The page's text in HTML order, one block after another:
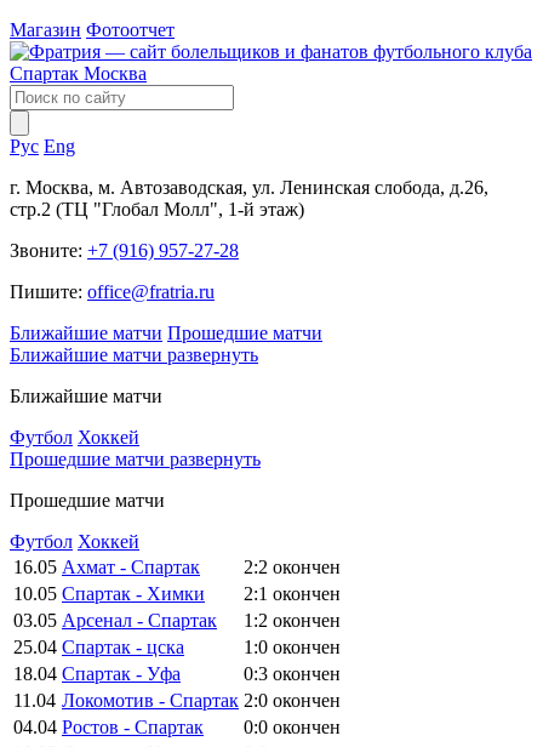
Магазин Фотоотчет
Рус Eng
г. Москва, м. Автозаводская, ул. Ленинская слобода, д.26,
стр.2 (ТЦ "Глобал Молл", 1-й этаж)
Звоните: +7 (916) 957-27-28
Пишите: office@fratria.ru
Ближайшие матчи Прошедшие матчи
Ближайшие матчи развернуть
Ближайшие матчи
Футбол Хоккей
Прошедшие матчи развернуть
Прошедшие матчи
Футбол Хоккей
16.05 Ахмат - Спартак 2:2 окончен
10.05 Спартак - Химки 2:1 окончен
03.05 Арсенал - Спартак 1:2 окончен
25.04 Спартак - цска 1:0 окончен
18.04 Спартак - Уфа 0:3 окончен
11.04 Локомотив - Спартак 2:0 окончен
04.04 Ростов - Спартак 0:0 окончен